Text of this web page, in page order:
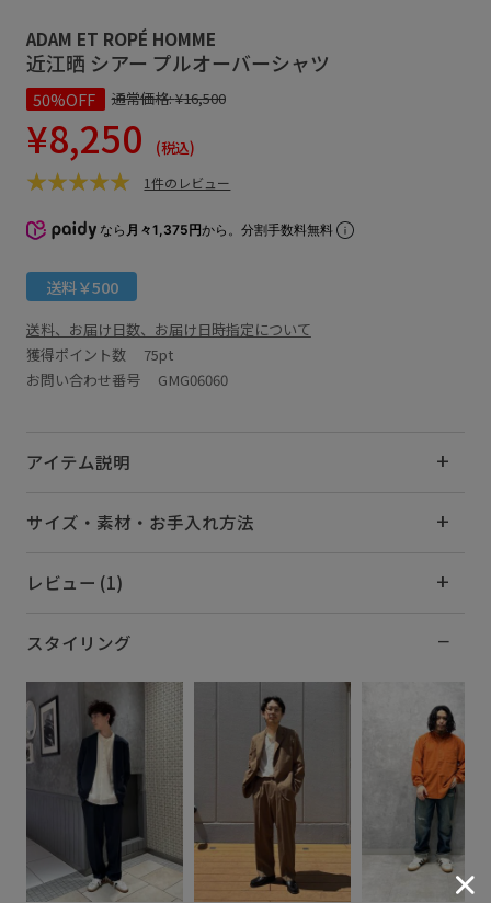
ADAM ET ROPÉ HOMME
近江晒 シアー プルオーバーシャツ
50%OFF 通常価格:¥16,500
¥8,250 (税込)
1件のレビュー
なら 月々1,375円から。分割手数料無料
送料￥500
送料、お届け日数、お届け日時指定について
獲得ポイント数 75pt
お問い合わせ番号 GMG06060
アイテム説明
サイズ・素材・お手入れ方法
レビュー (1)
スタイリング